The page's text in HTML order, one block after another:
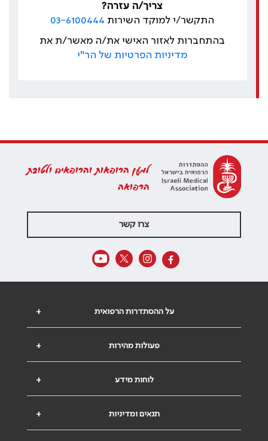
צריך/ה עזרה?
התקשר/י למוקד השירות 03-6100444
בהתחברות לאזור האישי את/ה מאשר/ת את
מדיניות הפרטיות של הר"י
למען הרופאות והרופאים ולטובת
הרפואה
צרו קשר
+ על ההסתדרות הרפואית
+ פעולות מהירות
+ לוחות מידע
+ תנאים ומדיניות